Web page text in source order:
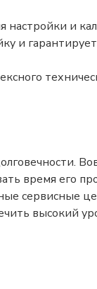
и
и
время его
сервисные
высокий